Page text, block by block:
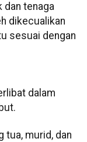
dan tenaga
dikecualikan
sesuai dengan
dalam
tua, murid, dan